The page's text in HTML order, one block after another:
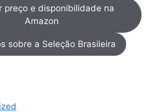
preço e disponibilidade na
Amazon
sobre a Seleção Brasileira